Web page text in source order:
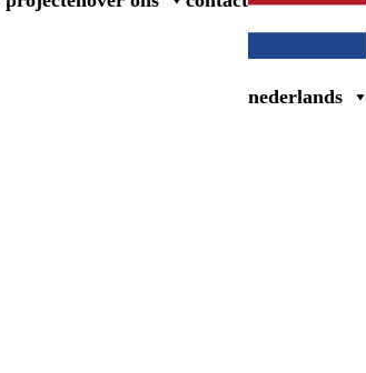
nederlands